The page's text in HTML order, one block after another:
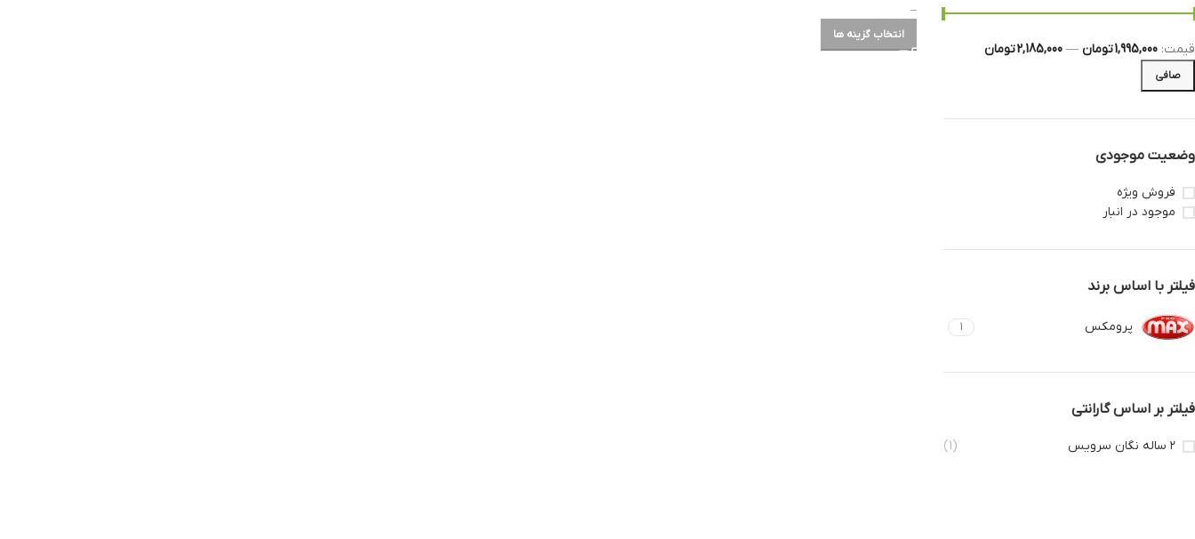
صافی
قيمت: 1,995,000 تومان — 2,185,000 تومان
وضعیت موجودی
فروش ویژه
موجود در انبار
فیلتر با اساس برند
پرومکس 1
فیلتر بر اساس گارانتی
۲ ساله نگان سرویس (1)
–
انتخاب گزینه ها